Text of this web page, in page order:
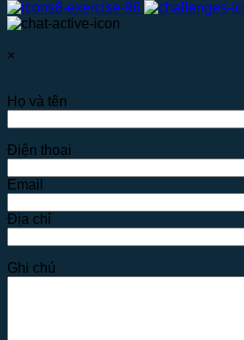
×
Họ và tên
Điện thoại
Email
Địa chỉ
Ghi chú